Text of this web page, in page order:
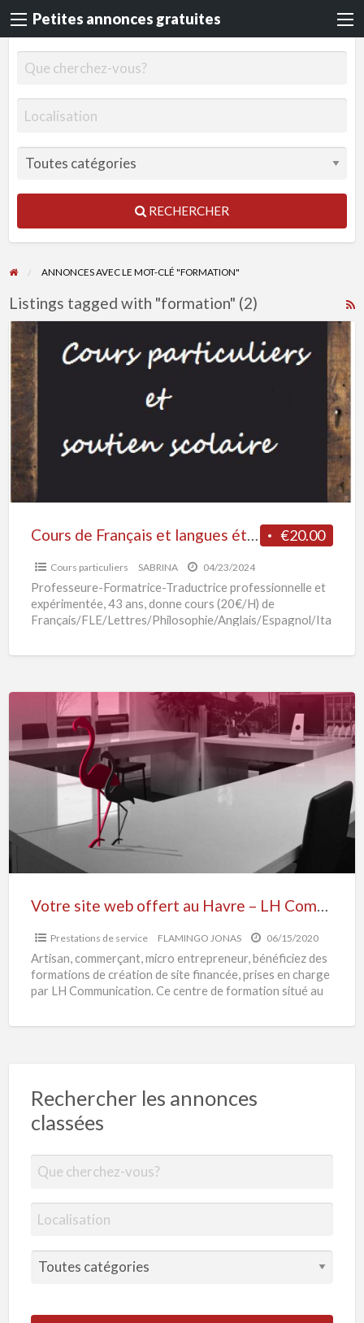
Petites annonces gratuites
RECHERCHER
ANNONCES AVEC LE MOT-CLÉ "FORMATION"
Listings tagged with "formation" (2)
Cours
de
Français
et
langues
étrangères
par
webcam.
€20.00
Cours de Français et langues étrangères par webcam.
Cours particuliers SABRINA 04/23/2024
Professeure-Formatrice-Traductrice professionnelle et
expérimentée, 43 ans, donne cours (20€/H) de
Français/FLE/Lettres/Philosophie/Anglais/Espagnol/Ita
distanciel, par skype uniquement, partout en France[…]
site
web
offert
–
LH
Communication
Votre site web offert au Havre – LH Communication
Prestations de service FLAMINGO JONAS 06/15/2020
Artisan, commerçant, micro entrepreneur, bénéficiez des
formations de création de site financée, prises en charge
par LH Communication. Ce centre de formation situé au
Rechercher les annonces
classées